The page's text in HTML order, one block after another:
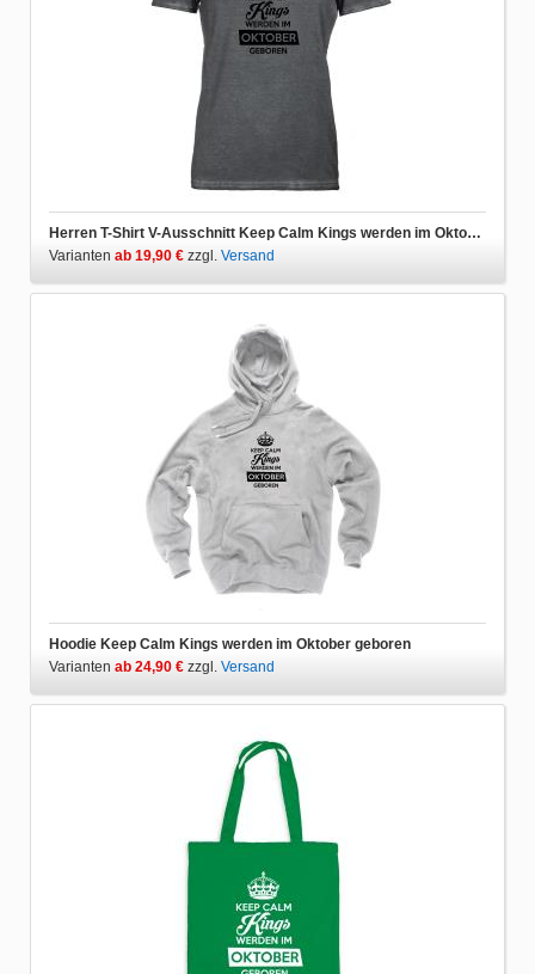
Herren T-Shirt V-Ausschnitt Keep Calm Kings werden im Oktober geboren
Varianten ab 19,90 € zzgl. Versand
Hoodie Keep Calm Kings werden im Oktober geboren
Varianten ab 24,90 € zzgl. Versand